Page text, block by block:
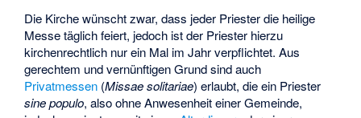
Die Kirche wünscht zwar, dass jeder Priester die heilige
Messe täglich feiert, jedoch ist der Priester hierzu
kirchenrechtlich nur ein Mal im Jahr verpflichtet. Aus
gerechtem und vernünftigen Grund sind auch
Privatmessen (Missae solitariae) erlaubt, die ein Priester
sine populo, also ohne Anwesenheit einer Gemeinde,